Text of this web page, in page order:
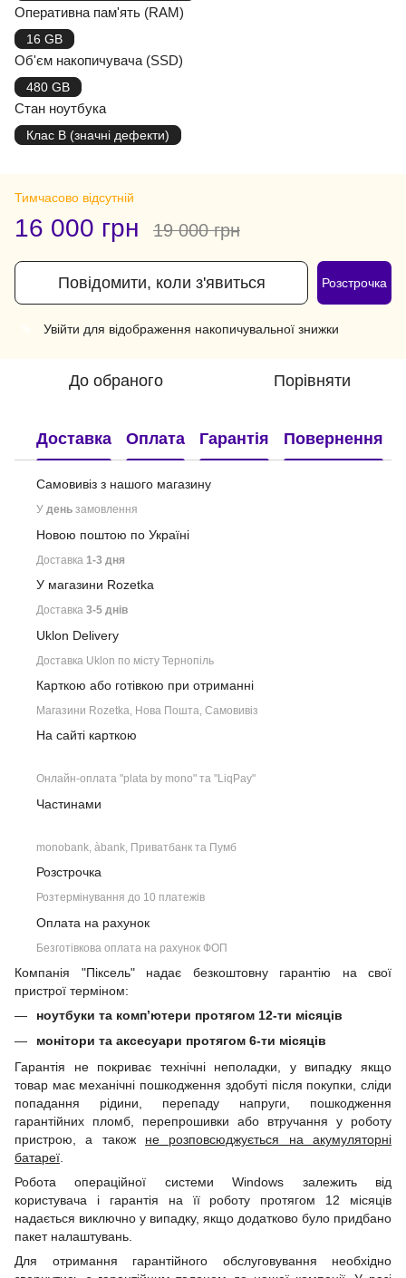
Оперативна пам'ять (RAM)
16 GB
Об'єм накопичувача (SSD)
480 GB
Стан ноутбука
Клас B (значні дефекти)
Тимчасово відсутній
16 000 грн 19 000 грн
Повідомити, коли з'явиться Розстрочка
Увійти для відображення накопичувальної знижки
До обраного Порівняти
Доставка Оплата Гарантія Повернення
Самовивіз з нашого магазину
У день замовлення
Новою поштою по Україні
Доставка 1-3 дня
У магазини Rozetka
Доставка 3-5 днів
Uklon Delivery
Доставка Uklon по місту Тернопіль
Карткою або готівкою при отриманні
Магазини Rozetka, Нова Пошта, Самовивіз
На сайті карткою
Онлайн-оплата "plata by mono" та "LiqPay"
Частинами
monobank, àbank, Приватбанк та Пумб
Розстрочка
Розтермінування до 10 платежів
Оплата на рахунок
Безготівкова оплата на рахунок ФОП
Компанія "Піксель" надає безкоштовну гарантію на свої
пристрої терміном:
ноутбуки та комп’ютери протягом 12-ти місяців
монітори та аксесуари протягом 6-ти місяців
Гарантія не покриває технічні неполадки, у випадку якщо
товар має механічні пошкодження здобуті після покупки, сліди
попадання рідини, перепаду напруги, пошкодження
гарантійних пломб, перепрошивки або втручання у роботу
пристрою, а також не розповсюджується на акумуляторні
батареї
Робота операційної системи Windows залежить від
користувача і гарантія на її роботу протягом 12 місяців
надається виключно у випадку, якщо додатково було придбано
пакет налаштувань.
Для отримання гарантійного обслуговування необхідно